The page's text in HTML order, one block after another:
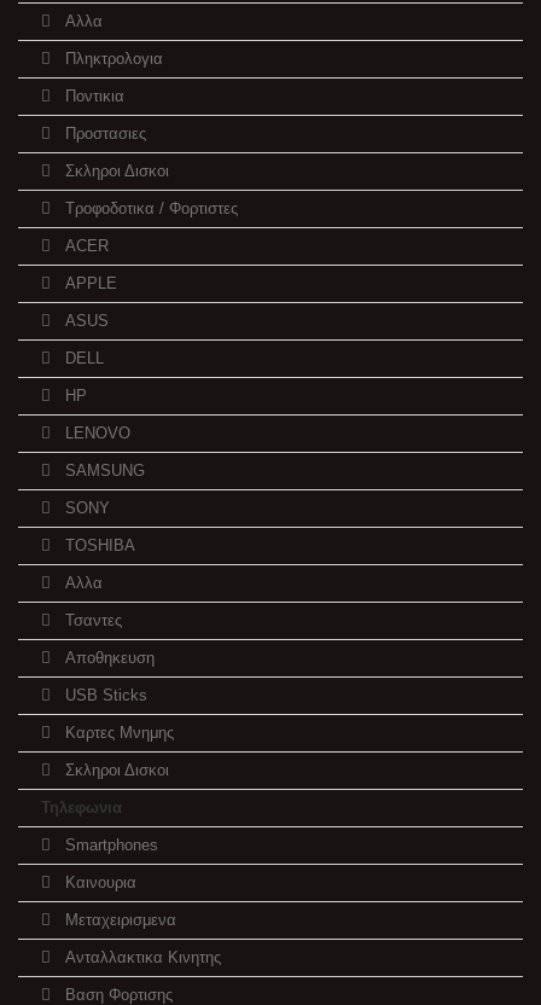
Αλλα
Πληκτρολογια
Ποντικια
Προστασιες
Σκληροι Δισκοι
Τροφοδοτικα / Φορτιστες
ACER
APPLE
ASUS
DELL
HP
LENOVO
SAMSUNG
SONY
TOSHIBA
Αλλα
Τσαντες
Αποθηκευση
USB Sticks
Καρτες Μνημης
Σκληροι Δισκοι
Τηλεφωνια
Smartphones
Καινουρια
Μεταχειρισμενα
Ανταλλακτικα Κινητης
Βαση Φορτισης